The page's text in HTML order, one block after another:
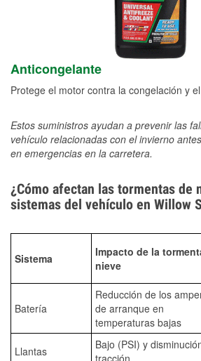
Anticongelante
Protege el motor contra la congelación y
Estos suministros ayudan a prevenir las
vehículo relacionadas con el invierno
en emergencias en la carretera.
¿Cómo afectan las tormentas de
sistemas del vehículo en Willow
Sistema
Impacto de la
nieve
Batería
Reducción de los
de arranque en
temperaturas bajas
Llantas
Bajo (PSI) y